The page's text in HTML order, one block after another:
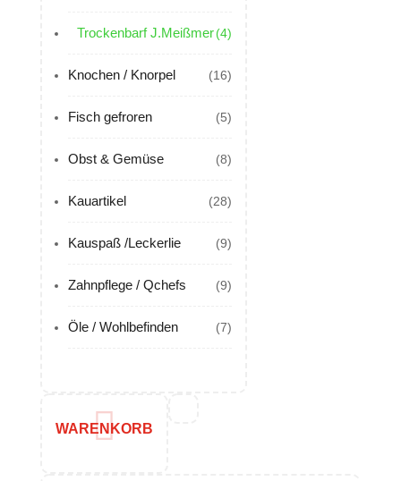
Trockenbarf J.Meißmer (4)
Knochen / Knorpel (16)
Fisch gefroren (5)
Obst & Gemüse (8)
Kauartikel (28)
Kauspaß /Leckerlie (9)
Zahnpflege / Qchefs (9)
Öle / Wohlbefinden (7)
WARENKORB